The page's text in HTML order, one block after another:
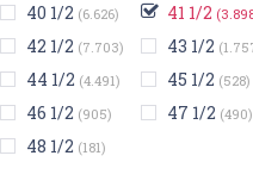
40 1/2 (6.626) 41 1/2
42 1/2 (7.703) 43 1/2
44 1/2 (4.491) 45 1/2 (528)
46 1/2 (905) 47 1/2 (490)
48 1/2 (181)